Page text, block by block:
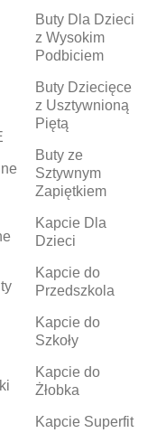
Buty Dla Dzieci
z Wysokim
Podbiciem
Buty Dziecięce
z Usztywnioną
Piętą
Buty ze
Sztywnym
Zapiętkiem
Kapcie Dla
Dzieci
Kapcie do
Przedszkola
Kapcie do
Szkoły
Kapcie do
Żłobka
Kapcie Superfit